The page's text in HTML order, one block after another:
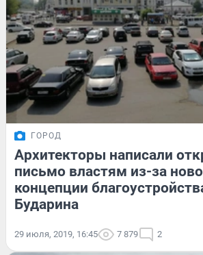
ГОРОД
Архитекторы написали
письмо властям из-за
концепции
Бударина
29 июля, 2019, 16:45 7 879 2